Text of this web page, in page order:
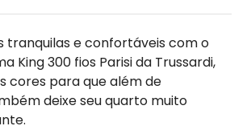
tranquilas e confortáveis com o
King 300 fios Parisi da Trussardi,
cores para que além de
deixe seu quarto muito